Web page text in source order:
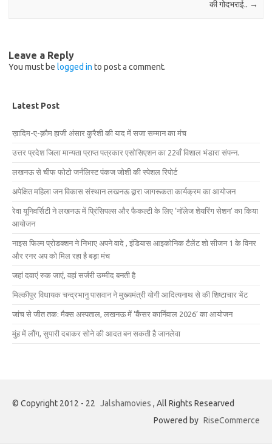
की गोदभराई.. →
Leave a Reply
You must be logged in to post a comment.
Latest Post
ख़ादिम-ए-क़ौम हाजी अंसार कुरैशी की याद में सजा सम्मान का मंच
उत्तर प्रदेश जिला मान्यता प्राप्त पत्रकार एसोसिएशन का 22वाँ विशाल भंडारा संपन्न.
लखनऊ से चीफ फोटो जर्नलिस्ट पंकज जोशी की स्पेशल रिपोर्ट
अपेक्षित महिला जन विकास संस्थान लखनऊ द्वारा जागरूकता कार्यक्रम का आयोजन
रेवा यूनिवर्सिटी ने लखनऊ में प्रिंसिपल्स और फैकल्टी के लिए ‘नॉलेज शेयरिंग सेशन’ का किया
आयोजन
नाइस फिल्म प्रोडक्शन ने निभाए अपने वादे , इंडियास आइकोनिक टैलेंट शो सीजन 1 के विनर
और रनर अप को मिल रहा है बड़ा मंच
जहां दवाएं रुक जाएं, वहां सर्जरी उम्मीद बनती है
मिल्कीपुर विधायक चन्द्रभानु पासवान ने मुख्यमंत्री योगी आदित्यनाथ से की शिष्टाचार भेंट
जांच से जीत तक: मैक्स अस्पताल, लखनऊ में ‘कैंसर कार्निवाल 2026’ का आयोजन
मुंह में लौंग, सुपारी दबाकर सोने की आदत बन सकती है जानलेवा
© Copyright 2012 - 22 Jalshamovies , All Rights Researved
Powered by RiseCommerce